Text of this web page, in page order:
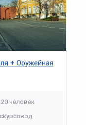
+ Оружейная
человек